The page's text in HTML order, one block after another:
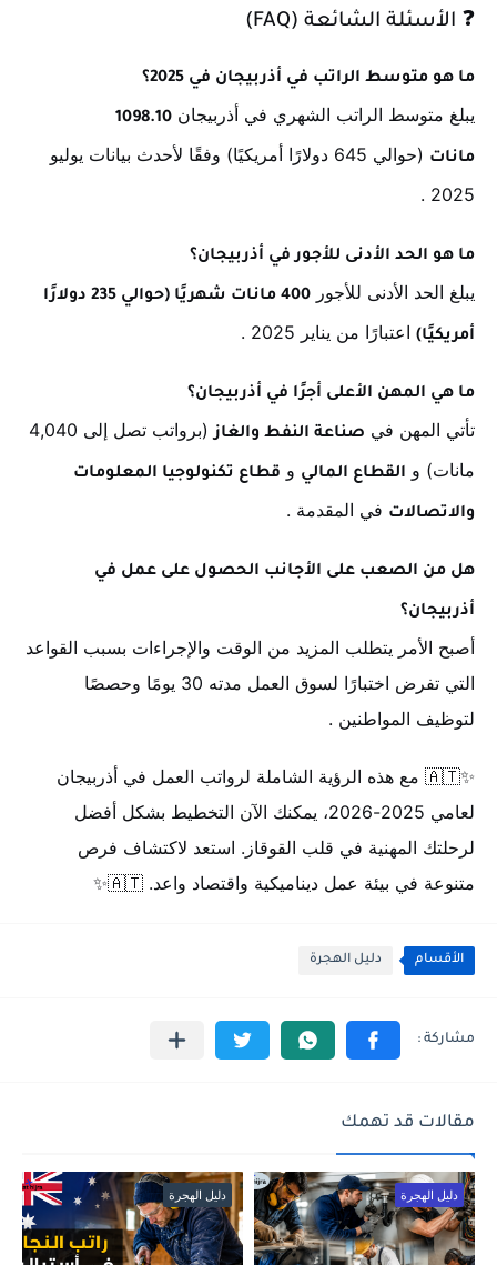
❓ الأسئلة الشائعة (FAQ)
ما هو متوسط الراتب في أذربيجان في 2025؟
يبلغ متوسط الراتب الشهري في أذربيجان 1098.10
مانات
(حوالي 645 دولارًا أمريكيًا) وفقًا لأحدث بيانات يوليو
2025
.
ما هو الحد الأدنى للأجور في أذربيجان؟
يبلغ الحد الأدنى للأجور 400 مانات شهريًا (حوالي 235 دولارًا
أمريكيًا) اعتبارًا من يناير 2025 .
ما هي المهن الأعلى أجرًا في أذربيجان؟
تأتي المهن في صناعة النفط والغاز
(برواتب تصل إلى 4,040
مانات) و القطاع المالي و قطاع تكنولوجيا المعلومات
والاتصالات في المقدمة .
هل من الصعب على الأجانب الحصول على عمل في
أذربيجان؟
أصبح الأمر يتطلب المزيد من الوقت والإجراءات بسبب القواعد
التي تفرض اختبارًا لسوق العمل مدته 30 يومًا وحصصًا
لتوظيف المواطنين .
✨🇦🇹 مع هذه الرؤية الشاملة لرواتب العمل في أذربيجان
لعامي 2025-2026، يمكنك الآن التخطيط بشكل أفضل
لرحلتك المهنية في قلب القوقاز. استعد لاكتشاف فرص
متنوعة في بيئة عمل ديناميكية واقتصاد واعد. 🇦🇹✨
الأقسام دليل الهجرة
مقالات قد تهمك
دليل الهجرة دليل الهجرة